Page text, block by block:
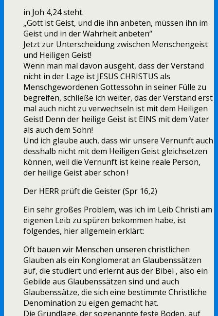
in Joh 4,24 steht.
„Gott ist Geist, und die ihn anbeten, müssen ihn im
Geist und in der Wahrheit anbeten“
Jetzt zur Unterscheidung zwischen Menschengeist
und Heiligen Geist!
Wenn man mal davon ausgeht, dass der Verstand
nicht in der Lage ist JESUS CHRISTUS als
Menschgewordenen Gottessohn in seiner Fülle zu
begreifen, schließe ich weiter, das der Verstand erst
mal auch nicht zu verwechseln ist mit dem Heiligen
Geist! Denn der heilige Geist ist EINS mit dem Vater
als auch dem Sohn!
Und ich glaube auch, dass wir unsere Vernunft auch
desshalb nicht mit dem Heiligen Geist gleichsetzen
können, weil die Vernunft ist keine reale Person,
der heilige Geist aber schon !
Der HERR prüft die Geister (Spr 16,2)
Ein sehr großes Problem, was ich im Leib Christi am
eigenen Leib zu spüren bekommen habe, ist
folgendes, hier allgemein erklärt:
Oft bauen wir Menschen unseren christlichen
Glauben als ein Konglomerat an Glaubenssätzen
auf, die studiert und erlernt aus der Bibel , also ein
Gebilde aus Glaubenssätzen sind und auch
Glaubenssätze, die sich eine bestimmte Christliche
Denomination zu eigen gemacht hat.
Die Grundlage, der sogenannte feste Boden, auf